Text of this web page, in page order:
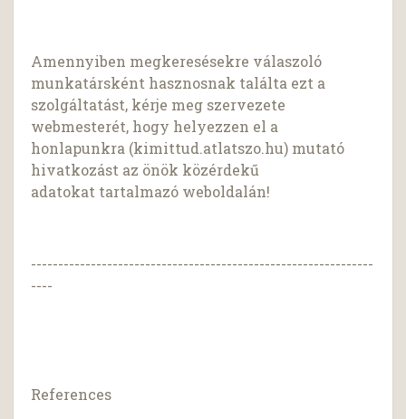
Amennyiben megkeresésekre válaszoló
munkatársként hasznosnak találta ezt a
szolgáltatást, kérje meg szervezete
webmesterét, hogy helyezzen el a
honlapunkra (kimittud.atlatszo.hu) mutató
hivatkozást az önök közérdekű
adatokat tartalmazó weboldalán!
---------------------------------------------------------------
----
References